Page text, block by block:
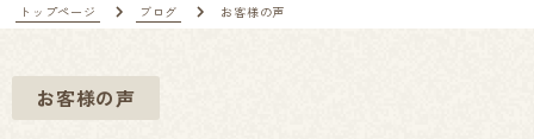
トップページ ブログ お客様の声
お客様の声